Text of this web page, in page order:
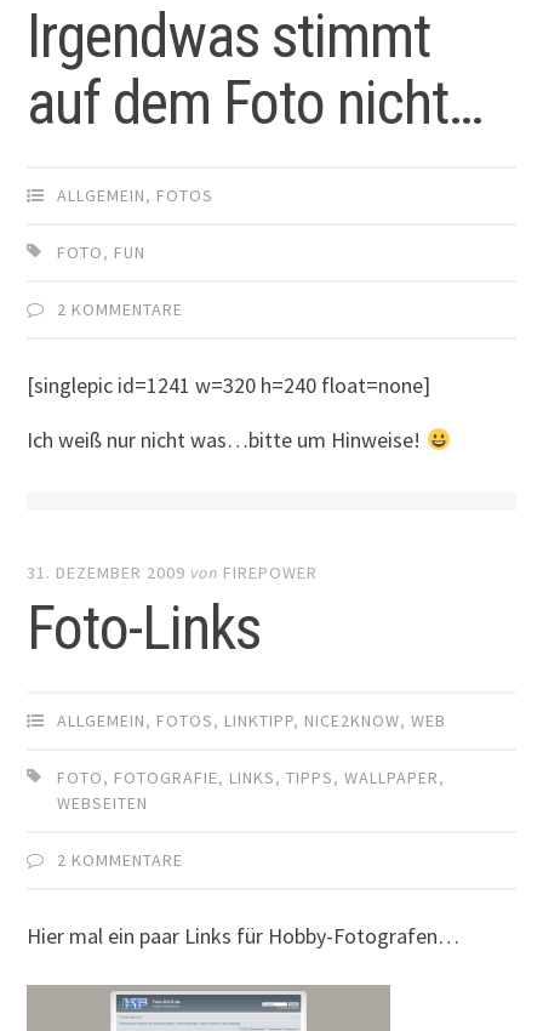
Irgendwas stimmt
auf dem Foto nicht…
ALLGEMEIN, FOTOS
FOTO, FUN
2 KOMMENTARE
[singlepic id=1241 w=320 h=240 float=none]
Ich weiß nur nicht was…bitte um Hinweise!
31. DEZEMBER 2009 von FIREPOWER
Foto-Links
ALLGEMEIN, FOTOS, LINKTIPP, NICE2KNOW,WEB
FOTO, FOTOGRAFIE, LINKS,TIPPS,WALLPAPER,
WEBSEITEN
2 KOMMENTARE
Hier mal ein paar Links für Hobby-Fotografen…